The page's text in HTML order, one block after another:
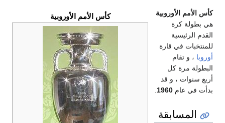
كأس الأمم الأوروبية